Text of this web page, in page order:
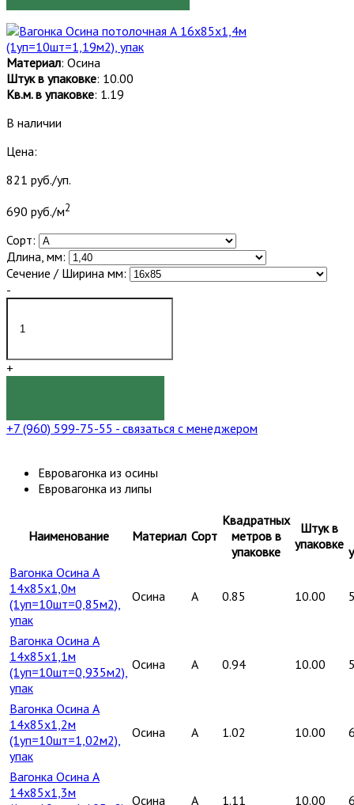
Материал: Осина
Штук в упаковке: 10.00
Кв.м. в упаковке: 1.19
В наличии
Цена:
821 руб./уп.
690 руб./м2
Сорт:
Длина, мм:
Сечение / Ширина мм:
-
+
+7 (960) 599-75-55 - связаться с менеджером
Евровагонка из осины
Евровагонка из липы
Наименование Материал Сорт
Квадратных
метров в
упаковке
Штук в
упаковке
Вагонка Осина А
14х85х1,0м
(1уп=10шт=0,85м2),
упак
Осина A 0.85 10.00
Вагонка Осина А
14х85х1,1м
(1уп=10шт=0,935м2),
упак
Осина A 0.94 10.00
Вагонка Осина А
14х85х1,2м
(1уп=10шт=1,02м2),
упак
Осина A 1.02 10.00
Вагонка Осина А
14х85х1,3м
Осина A 1.11 10.00